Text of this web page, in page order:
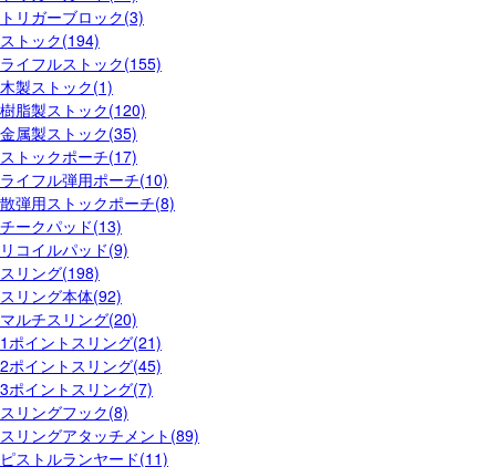
トリガーブロック(3)
ストック(194)
ライフルストック(155)
木製ストック(1)
樹脂製ストック(120)
金属製ストック(35)
ストックポーチ(17)
ライフル弾用ポーチ(10)
散弾用ストックポーチ(8)
チークパッド(13)
リコイルパッド(9)
スリング(198)
スリング本体(92)
マルチスリング(20)
1ポイントスリング(21)
2ポイントスリング(45)
3ポイントスリング(7)
スリングフック(8)
スリングアタッチメント(89)
ピストルランヤード(11)